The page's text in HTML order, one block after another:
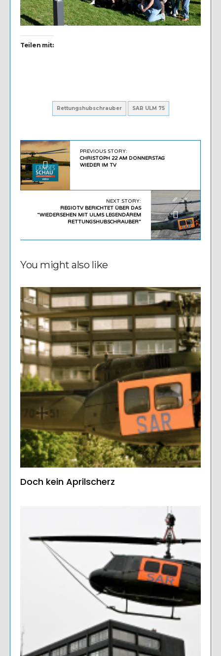
Teilen mit:
Rettungshubschrauber SAR ULM 75
PREVIOUS STORY:
CHRISTOPH 22 AM DONNERSTAG
WIEDER IM TV
NEXT STORY:
REGIOTV BERICHTET ÜBER DAS
“WIEDERSEHEN MIT ULMS LEGENDÄREM
RETTUNGSHUBSCHRAUBER”
You might also like
Doch kein Aprilscherz